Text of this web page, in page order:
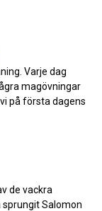
Varje dag
magövningar
på första dagens
de vackra
Salomon